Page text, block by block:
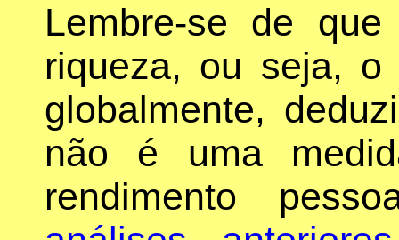
Lembre-se de
riqueza, ou seja,
globalmente,
não é uma
rendimento